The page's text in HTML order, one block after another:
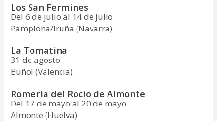
Los San Fermines
Del 6 de julio al 14 de julio
Pamplona/Iruña (Navarra)
La Tomatina
31 de agosto
Buñol (Valencia)
Romería del Rocío de Almonte
Del 17 de mayo al 20 de mayo
Almonte (Huelva)